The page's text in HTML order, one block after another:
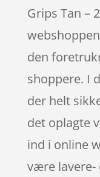
Grips Tan –
den
shoppere. I
der helt
det oplagte
ind i online
være lavere-